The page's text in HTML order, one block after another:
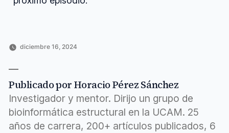
diciembre 16, 2024
episodio
innovación,
mediante,
predicción,
Publicado por Horacio Pérez Sánchez
Investigador y mentor. Dirijo un grupo de
bioinformática estructural en la UCAM. 25
años de carrera, 200+ artículos publicados, 6